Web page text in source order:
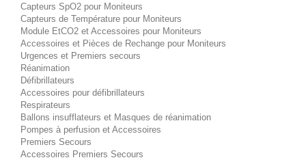
Capteurs SpO2 pour Moniteurs
Capteurs de Température pour Moniteurs
Module EtCO2 et Accessoires pour Moniteurs
Accessoires et Pièces de Rechange pour Moniteurs
Urgences et Premiers secours
Réanimation
Défibrillateurs
Accessoires pour défibrillateurs
Respirateurs
Ballons insufflateurs et Masques de réanimation
Pompes à perfusion et Accessoires
Premiers Secours
Accessoires Premiers Secours